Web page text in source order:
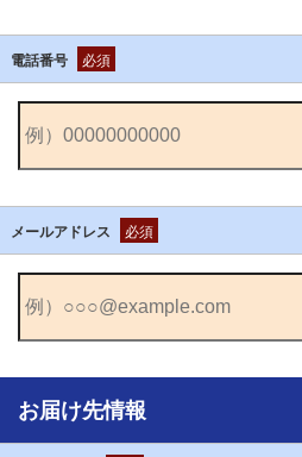
電話番号 必須
メールアドレス 必須
お届け先情報